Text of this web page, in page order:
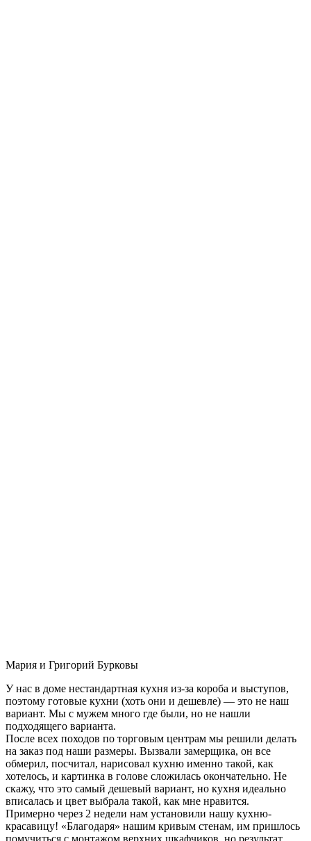
Мария и Григорий Бурковы
У нас в доме нестандартная кухня из-за короба и выступов,
поэтому готовые кухни (хоть они и дешевле) — это не наш
вариант. Мы с мужем много где были, но не нашли
подходящего варианта.
После всех походов по торговым центрам мы решили делать
на заказ под наши размеры. Вызвали замерщика, он все
обмерил, посчитал, нарисовал кухню именно такой, как
хотелось, и картинка в голове сложилась окончательно. Не
скажу, что это самый дешевый вариант, но кухня идеально
вписалась и цвет выбрала такой, как мне нравится.
Примерно через 2 недели нам установили нашу кухню-
красавицу! «Благодаря» нашим кривым стенам, им пришлось
помучиться с монтажом верхних шкафчиков, но результат